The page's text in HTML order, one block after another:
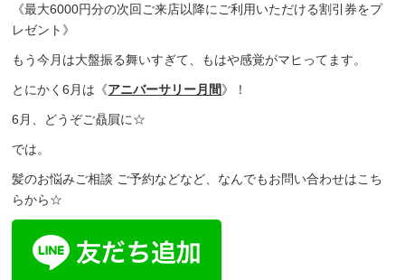
《最大6000円分の次回ご来店以降にご利用いただける割引券をプ
レゼント》
もう今月は大盤振る舞いすぎて、もはや感覚がマヒってます。
とにかく6月は《アニバーサリー月間》！
6月、どうぞご贔屓に☆
では。
髪のお悩みご相談 ご予約などなど、なんでもお問い合わせはこち
らから☆